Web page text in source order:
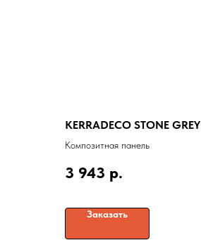
KERRADECO STONE GREY
Композитная панель
3 943 р.
Заказать